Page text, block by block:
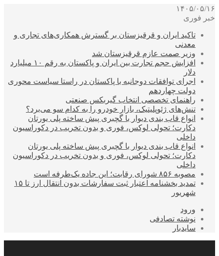
۱۴۰۵/۰۵/۱۶
خبر فوری
تاکید ایران و قرقیزستان بر گسترش همکاری‌های تجاری و
معدنی
وزیر صمت عازم قرقیزستان شد
افزایش حجم تجارت بین ایران و پاکستان به رقم ۱۰ میلیارد
دلار
اجرای توافقات دوجانبه با پاکستان در راستا سیاست محوری
دولت چهاردهم
راهنمای تخصصی انتخاب گیربکس صنعتی
تنش‌های ژئوپلیتیک، بازار خودرو را به کدام سو می‌برد؟
انواع قاب بندی دیوار با گچبری پیش ساخته پلی یورتان
دکارت؛ تحولی لوکس، فوری و بدون تخریب در دکوراسیون
داخلی
انواع قاب بندی دیوار با گچبری پیش ساخته پلی یورتان
دکارت؛ تحولی لوکس، فوری و بدون تخریب در دکوراسیون
داخلی
مصوبه ۸۵۶ شورای رقابت؛ این جاده یک‌طرفه است
تمدید بخشنامه اعتبار ثبت سفارشات بدون انتقال ارز تا ۱۵
شهریور
ورود
نوشته تصادفی
سایدبار